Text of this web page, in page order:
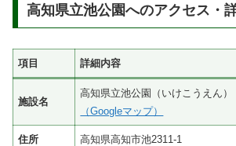
高知県立池公園へのアクセス・
項目 詳細内容
施設名
高知県立池公園（いけこうえん）
（Googleマップ）
住所 高知県高知市池2311-1